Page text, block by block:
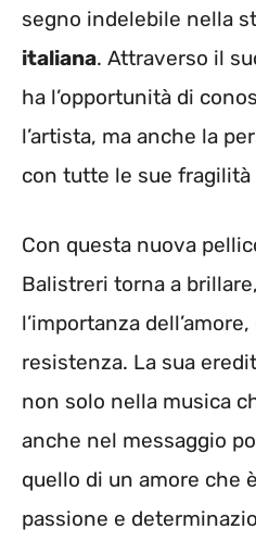
segno indelebile nella
italiana. Attraverso il
ha l’opportunità di
l’artista, ma anche la
con tutte le sue fragilità
Con questa nuova
Balistreri torna a
l’importanza
resistenza. La sua
non solo nella musica
anche nel messaggio
quello di un amore che
passione e